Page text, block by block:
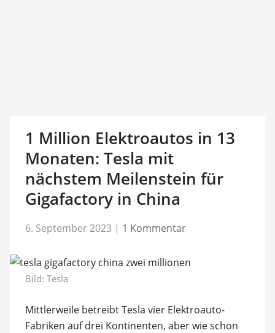
1 Million Elektroautos in 13
Monaten: Tesla mit
nächstem Meilenstein für
Gigafactory in China
6. September 2023 | 1 Kommentar
Bild: Tesla
Mittlerweile betreibt Tesla vier Elektroauto-
Fabriken auf drei Kontinenten, aber wie schon